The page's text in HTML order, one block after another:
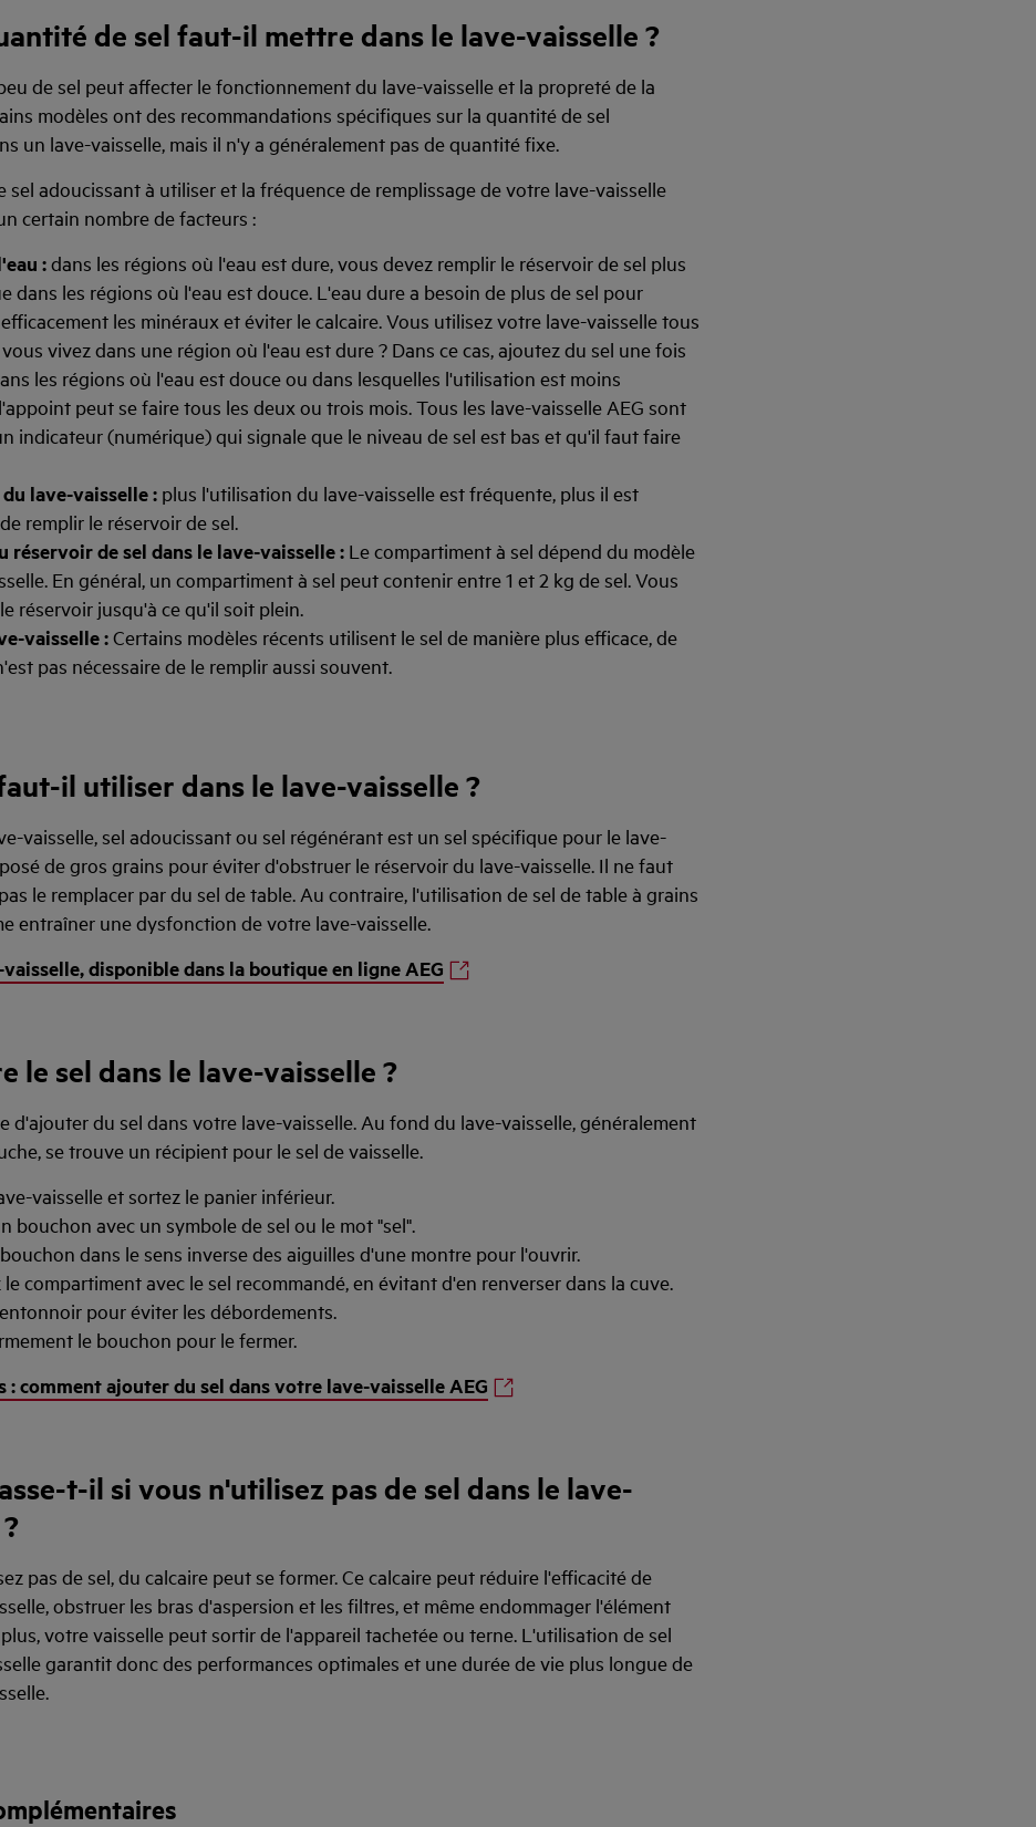
de sel faut-il mettre dans le lave-vaisselle ?
de sel peut affecter le fonctionnement du lave-vaisselle et la propreté de la
modèles ont des recommandations spécifiques sur la quantité de sel
un lave-vaisselle, mais il n'y a généralement pas de quantité fixe.
sel adoucissant à utiliser et la fréquence de remplissage de votre lave-vaisselle
certain nombre de facteurs :
:dans les régions où l'eau est dure, vous devez remplir le réservoir de sel plus
dans les régions où l'eau est douce. L'eau dure a besoin de plus de sel pour
les minéraux et éviter le calcaire. Vous utilisez votre lave-vaisselle tous
vivez dans une région où l'eau est dure ? Dans ce cas, ajoutez du sel une fois
les régions où l'eau est douce ou dans lesquelles l'utilisation est moins
peut se faire tous les deux ou trois mois. Tous les lave-vaisselle AEG sont
indicateur (numérique) qui signale que le niveau de sel est bas et qu'il faut faire
lave-vaisselle : plus l'utilisation du lave-vaisselle est fréquente, plus il est
remplir le réservoir de sel.
réservoir de sel dans le lave-vaisselle : Le compartiment à sel dépend du modèle
En général, un compartiment à sel peut contenir entre 1 et 2 kg de sel. Vous
réservoir jusqu'à ce qu'il soit plein.
vaisselle :Certains modèles récents utilisent le sel de manière plus efficace, de
pas nécessaire de le remplir aussi souvent.
il utiliser dans le lave-vaisselle ?
vaisselle, sel adoucissant ou sel régénérant est un sel spécifique pour le lave-
de gros grains pour éviter d'obstruer le réservoir du lave-vaisselle. Il ne faut
le remplacer par du sel de table. Au contraire, l'utilisation de sel de table à grains
entraîner une dysfonction de votre lave-vaisselle.
disponible dans la boutique en ligne AEG
le sel dans le lave-vaisselle ?
d'ajouter du sel dans votre lave-vaisselle. Au fond du lave-vaisselle, généralement
se trouve un récipient pour le sel de vaisselle.
vaisselle et sortez le panier inférieur.
bouchon avec un symbole de sel ou le mot "sel".
dans le sens inverse des aiguilles d'une montre pour l'ouvrir.
le compartiment avec le sel recommandé, en évitant d'en renverser dans la cuve.
pour éviter les débordements.
le bouchon pour le fermer.
: comment ajouter du sel dans votre lave-vaisselle AEG
t-il si vous n'utilisez pas de sel dans le lave-
pas de sel, du calcaire peut se former. Ce calcaire peut réduire l'efficacité de
obstruer les bras d'aspersion et les filtres, et même endommager l'élément
votre vaisselle peut sortir de l'appareil tachetée ou terne. L'utilisation de sel
garantit donc des performances optimales et une durée de vie plus longue de